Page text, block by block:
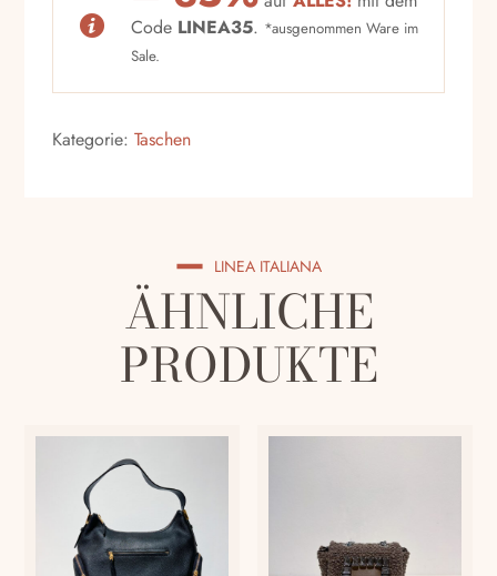
Code LINEA35. *ausgenommen Ware im
Sale.
Kategorie:Taschen
LINEA ITALIANA
ÄHNLICHE
PRODUKTE